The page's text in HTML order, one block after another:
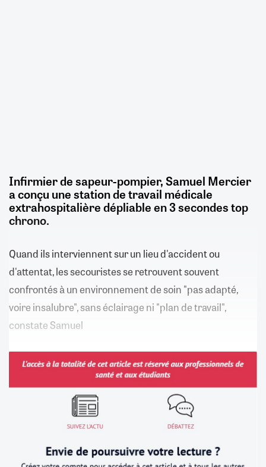
Infirmier de sapeur-pompier, Samuel Mercier
a conçu une station de travail médicale
extrahospitalière dépliable en 3 secondes top
chrono.
Quand ils interviennent sur un lieu d'accident ou
d'attentat, les secouristes se retrouvent souvent
confrontés à un environnement de soin "pas adapté,
voire insalubre", sans éclairage ni "plan de travail",
constate Samuel